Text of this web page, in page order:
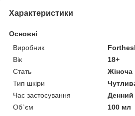
Характеристики
Основні
Виробник
Вік
18+
Стать
Жіноча
Тип шкіри
Час застосування
Денний
Об`єм
100 мл